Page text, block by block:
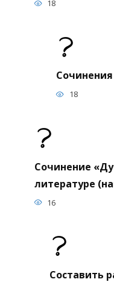
18
18
Сочинение
литературе
16
Составить